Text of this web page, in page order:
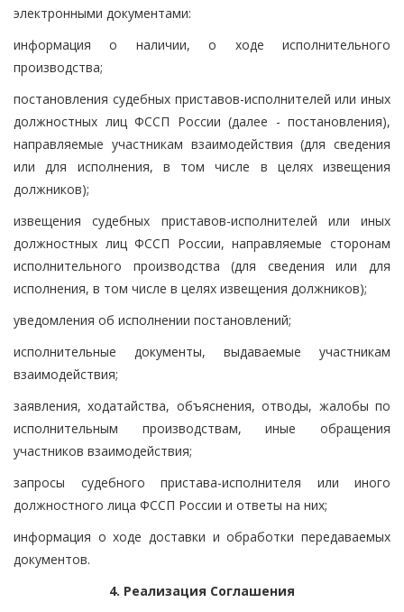
электронными документами:
информация о наличии, о ходе исполнительного
производства;
постановления судебных приставов-исполнителей или иных
должностных лиц ФССП России (далее - постановления),
направляемые участникам взаимодействия (для сведения
или для исполнения, в том числе в целях извещения
должников);
извещения судебных приставов-исполнителей или иных
должностных лиц ФССП России, направляемые сторонам
исполнительного производства (для сведения или для
исполнения, в том числе в целях извещения должников);
уведомления об исполнении постановлений;
исполнительные документы, выдаваемые участникам
взаимодействия;
заявления, ходатайства, объяснения, отводы, жалобы по
исполнительным производствам, иные обращения
участников взаимодействия;
запросы судебного пристава-исполнителя или иного
должностного лица ФССП России и ответы на них;
информация о ходе доставки и обработки передаваемых
документов.
4. Реализация Соглашения